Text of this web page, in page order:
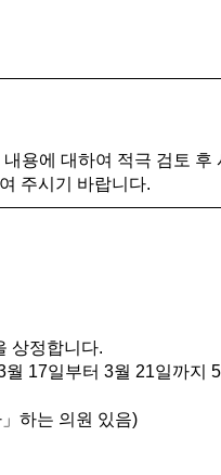
용에 대하여 적극 검토
주시기 바랍니다.
상정합니다.
17일부터 3월 21일까지
하는 의원 있음)